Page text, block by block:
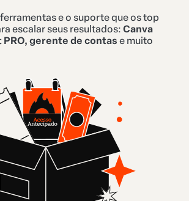
e o suporte que os top
escalar seus resultados:Canva
PRO, gerente de contas e muito